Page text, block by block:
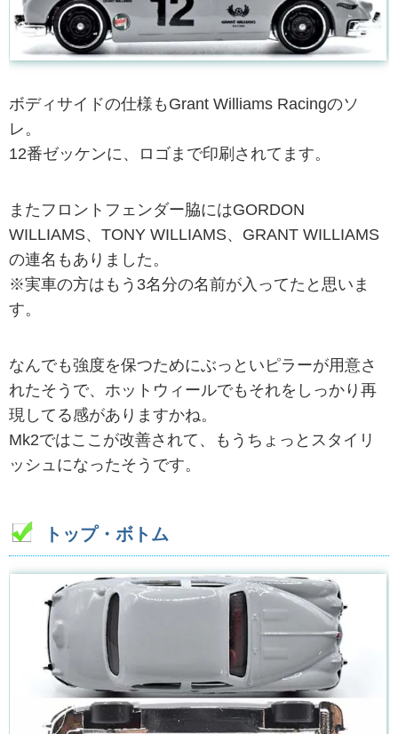
ボディサイドの仕様もGrant Williams Racingのソ
レ。
12番ゼッケンに、ロゴまで印刷されてます。
またフロントフェンダー脇にはGORDON
WILLIAMS、TONY WILLIAMS、GRANT WILLIAMS
の連名もありました。
※実車の方はもう3名分の名前が入ってたと思いま
す。
なんでも強度を保つためにぶっといピラーが用意さ
れたそうで、ホットウィールでもそれをしっかり再
現してる感がありますかね。
Mk2ではここが改善されて、もうちょっとスタイリ
ッシュになったそうです。
トップ・ボトム